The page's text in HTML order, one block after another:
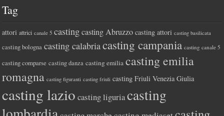
Tag
attori attrici canale 5 casting casting Abruzzo casting attori casting basilicata
casting bologna casting calabriacasting campania casting canale 5
casting comparse casting danza casting emilia casting emilia
romagna casting figuranti casting friuli casting Friuli Venezia Giulia
casting lazio casting liguriacasting